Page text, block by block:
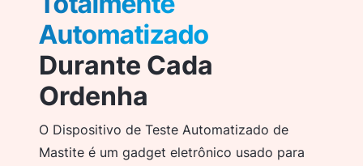
Automatizado
Durante Cada
Ordenha
O Dispositivo de Teste Automatizado de
Mastite é um gadget eletrônico usado para